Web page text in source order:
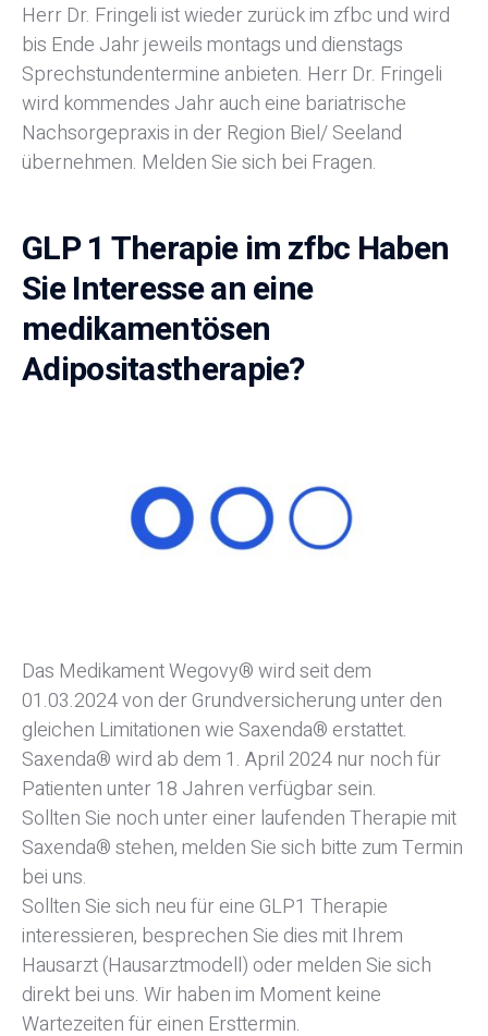
Herr Dr. Fringeli ist wieder zurück im zfbc und wird
bis Ende Jahr jeweils montags und dienstags
Sprechstundentermine anbieten. Herr Dr. Fringeli
wird kommendes Jahr auch eine bariatrische
Nachsorgepraxis in der Region Biel/ Seeland
übernehmen. Melden Sie sich bei Fragen.
GLP 1 Therapie im zfbc Haben
Sie Interesse an eine
medikamentösen
Adipositastherapie?
Das Medikament Wegovy® wird seit dem
01.03.2024 von der Grundversicherung unter den
gleichen Limitationen wie Saxenda® erstattet.
Saxenda® wird ab dem 1. April 2024 nur noch für
Patienten unter 18 Jahren verfügbar sein.
Sollten Sie noch unter einer laufenden Therapie mit
Saxenda® stehen, melden Sie sich bitte zum Termin
bei uns.
Sollten Sie sich neu für eine GLP1 Therapie
interessieren, besprechen Sie dies mit Ihrem
Hausarzt (Hausarztmodell) oder melden Sie sich
direkt bei uns. Wir haben im Moment keine
Wartezeiten für einen Ersttermin.
Nein danke